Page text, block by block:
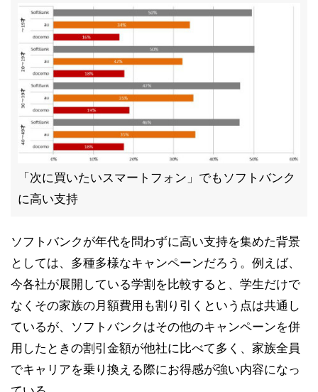
「次に買いたいスマートフォン」でもソフトバンク
に高い支持
ソフトバンクが年代を問わずに高い支持を集めた背景
としては、多種多様なキャンペーンだろう。例えば、
今各社が展開している学割を比較すると、学生だけで
なくその家族の月額費用も割り引くという点は共通し
ているが、ソフトバンクはその他のキャンペーンを併
用したときの割引金額が他社に比べて多く、家族全員
でキャリアを乗り換える際にお得感が強い内容になっ